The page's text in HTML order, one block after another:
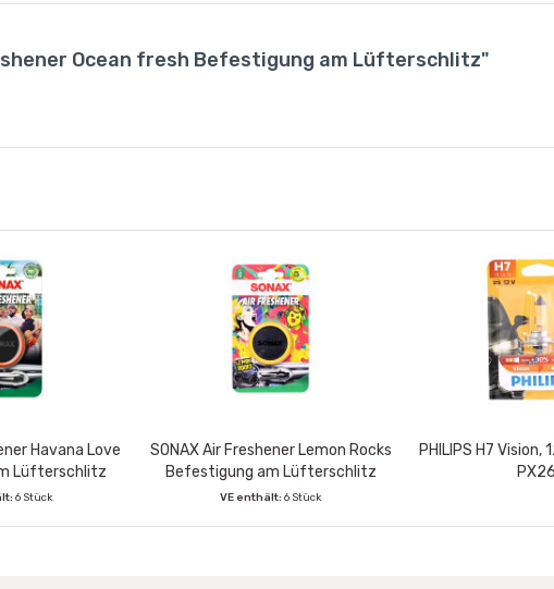
Ocean fresh Befestigung am Lüfterschlitz"
Havana Love
Lüfterschlitz
6 Stück
SONAX Air Freshener Lemon Rocks
Befestigung am Lüfterschlitz
VE enthält:6 Stück
PHILIPS H7 Vision,